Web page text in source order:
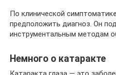
По клинической
предположить диагноз. Он
инструментальным методам
Немного о катаракте